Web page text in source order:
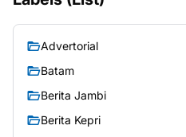
Advertorial
Batam
Berita Jambi
Berita Kepri